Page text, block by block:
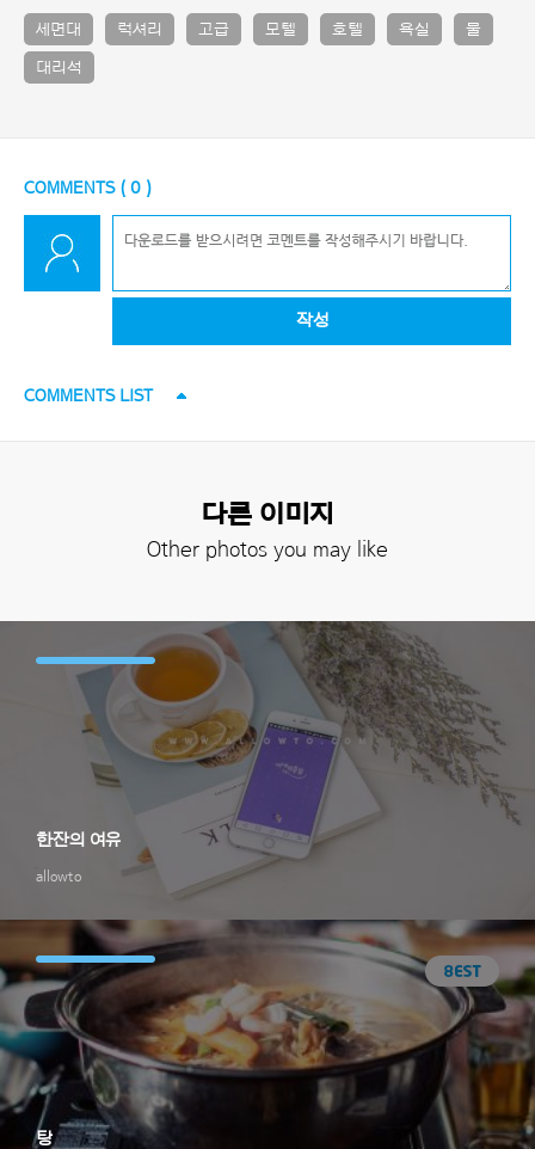
세면대 럭셔리 고급 모텔 호텔 욕실 물
대리석
COMMENTS ( 0 )
작성
COMMENTS LIST
다른 이미지
Other photos you may like
allowto
한잔의 여유
탕